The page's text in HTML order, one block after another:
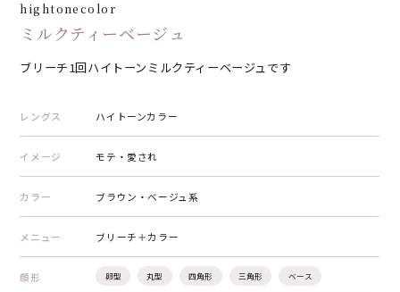
hightonecolor
ミルクティーベージュ
ブリーチ1回ハイトーンミルクティーベージュです
レングス ハイトーンカラー
イメージ モテ・愛され
カラー ブラウン・ベージュ系
メニュー ブリーチ＋カラー
顔形 卵型 丸型 四角形 三角形 ベース